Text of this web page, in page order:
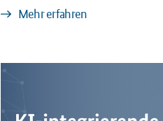
Mehr erfahren